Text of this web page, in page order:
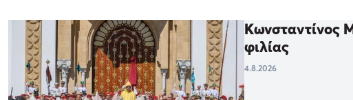
Κωνσταντίνος
φιλίας
4.8.2026